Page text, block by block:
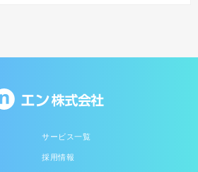
サービス一覧
採用情報